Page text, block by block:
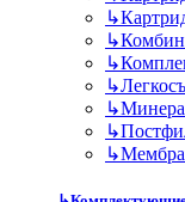
↳
↳
↳
↳
↳
↳
↳